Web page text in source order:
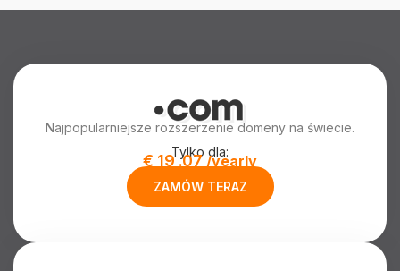
Najpopularniejsze rozszerzenie domeny na świecie.
Tylko dla:
€ 19 .07 /yearly
ZAMÓW TERAZ